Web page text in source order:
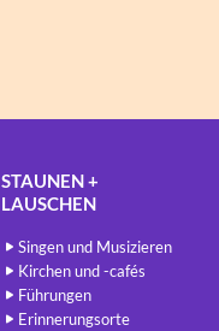
STAUNEN +
LAUSCHEN
Singen und Musizieren
Kirchen und -cafés
Führungen
Erinnerungsorte